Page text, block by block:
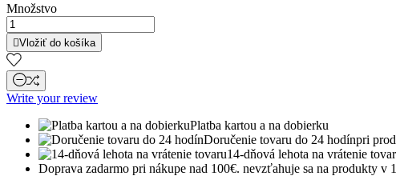
Množstvo
Vložiť do košíka
Write your review
Platba kartou a na dobierku
Doručenie tovaru do 24 hodínpri
14-dňová lehota na vrátenie
Doprava zadarmo pri nákupe nad 100€. nevzťahuje sa na produkty v